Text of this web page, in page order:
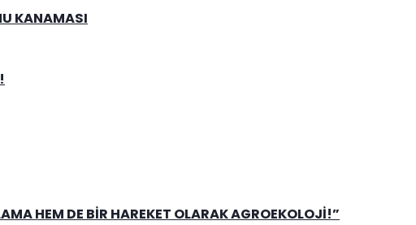
KANAMASI
HEM DE BIR HAREKET OLARAK AGROEKOLOJI!”